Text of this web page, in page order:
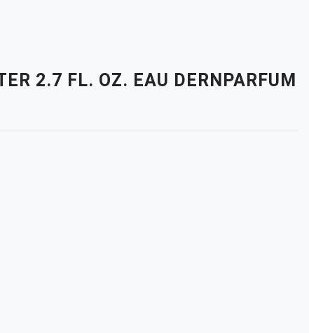
2.7 FL. OZ. EAU DERNPARFUM